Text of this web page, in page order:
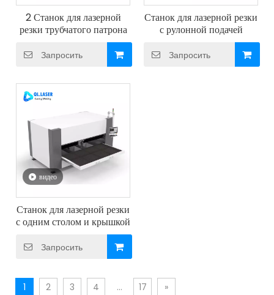
2 Станок для лазерной
резки трубчатого патрона
Запросить
Станок для лазерной резки
с рулонной подачей
Запросить
видео
Станок для лазерной резки
с одним столом и крышкой
Запросить
1 2 3 4 ... 17 »